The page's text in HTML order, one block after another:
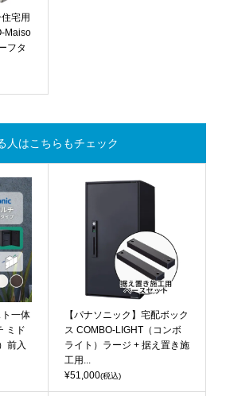
宅用
Maiso
フタ
人はこちらもチェック
ト一体
ミド
前入
【パナソニック】宅配ボック
ス COMBO-LIGHT（コンボ
ライト）ラージ + 据え置き施
工用...
¥51,000(税込)